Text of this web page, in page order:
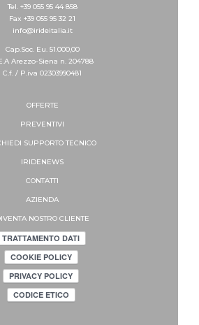
Tel. +39 055 95 44 858
Fax +39 055 95 32 21
info@irideitalia.it
Cap.Soc. Eu. 51.000,00
Arezzo-Siena n. 204788
C.f. / P.iva 02303990481
OFFERTE
PREVENTIVI
SUPPORTOTECNICO
IRIDENEWS
CONTATTI
AZIENDA
NOSTRO CLIENTE